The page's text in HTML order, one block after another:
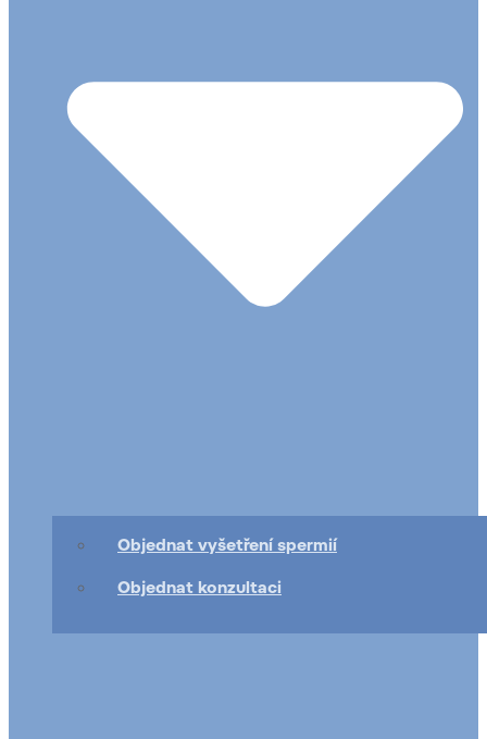
Objednat vyšetření spermií
Objednat konzultaci